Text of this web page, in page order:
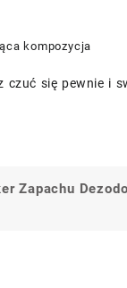
kompozycja
czuć się pewnie i
Zapachu